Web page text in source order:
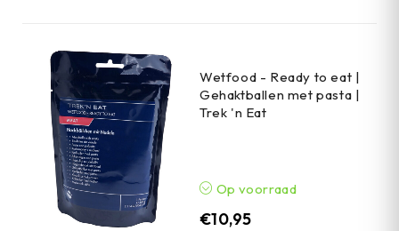
Wetfood - Ready to eat |
Gehaktballen met pasta |
Trek 'n Eat
Op voorraad
€10,95